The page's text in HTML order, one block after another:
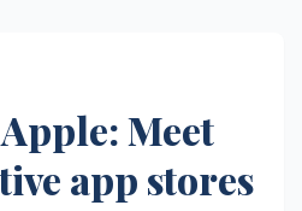
Meet
app stores